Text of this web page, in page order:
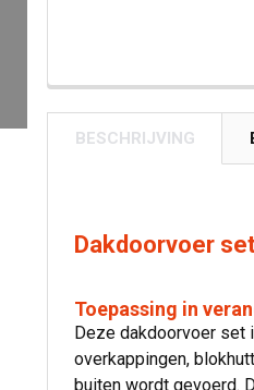
BESCHRIJVING
Dakdoorvoer
Toepassing in
Deze dakdoorvoer set
overkappingen,
buiten wordt gevoerd.